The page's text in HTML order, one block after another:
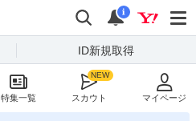
検索
通知
i
ID新規取得
特集一覧 スカウト マイページ